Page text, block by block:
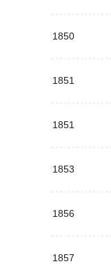
1850
1851
1851
1853
1856
1857